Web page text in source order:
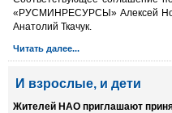
«РУСМИНРЕСУРСЫ» Алексей
Анатолий Ткачук.
Читать далее...
И взрослые, и дети
Жителей НАО приглашают